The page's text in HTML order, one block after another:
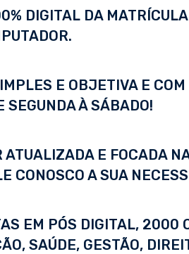
DIGITAL DA
E OBJETIVA E
SEGUNDA À SÁBADO!
E FOCADA
CONOSCO A SUA
EM PÓS DIGITAL, 2000
SAÚDE, GESTÃO,